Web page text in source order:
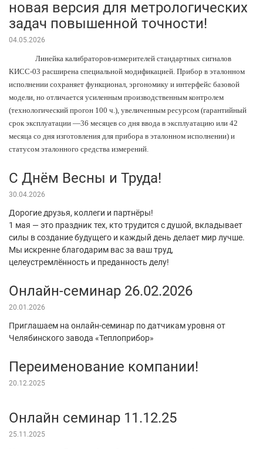
новая версия для метрологических
задач повышенной точности!
04.05.2026
Линейка калибраторов-измерителей стандартных сигналов
КИСС-03 расширена специальной модификацией. Прибор в эталонном
исполнении сохраняет функционал, эргономику и интерфейс базовой
модели, но отличается усиленным производственным контролем
(технологический прогон 100 ч.), увеличенным ресурсом (гарантийный
срок эксплуатации —36 месяцев со дня ввода в эксплуатацию или 42
месяца со дня изготовления для прибора в эталонном исполнении) и
статусом эталонного средства измерений.
С Днём Весны и Труда!
30.04.2026
Дорогие друзья, коллеги и партнёры!
1 мая — это праздник тех, кто трудится с душой, вкладывает
силы в создание будущего и каждый день делает мир лучше.
Мы искренне благодарим вас за ваш труд,
целеустремлённость и преданность делу!
Онлайн-семинар 26.02.2026
20.01.2026
Приглашаем на онлайн-семинар по датчикам уровня от
Челябинского завода «Теплоприбор»
Переименование компании!
20.12.2025
Онлайн семинар 11.12.25
25.11.2025